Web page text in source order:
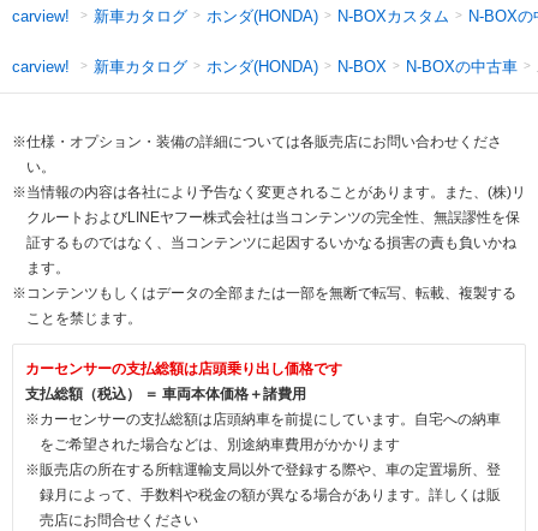
carview! 新車カタログ ホンダ(HONDA) N-BOXカスタム N-BOXの
carview! 新車カタログ ホンダ(HONDA) N-BOX N-BOXの中古車
※仕様・オプション・装備の詳細については各販売店にお問い合わせくださ
い。
※当情報の内容は各社により予告なく変更されることがあります。また、(株)リ
クルートおよびLINEヤフー株式会社は当コンテンツの完全性、無誤謬性を保
証するものではなく、当コンテンツに起因するいかなる損害の責も負いかね
ます。
※コンテンツもしくはデータの全部または一部を無断で転写、転載、複製する
ことを禁じます。
カーセンサーの支払総額は店頭乗り出し価格です
支払総額（税込） ＝ 車両本体価格＋諸費用
※カーセンサーの支払総額は店頭納車を前提にしています。自宅への納車
をご希望された場合などは、別途納車費用がかかります
※販売店の所在する所轄運輸支局以外で登録する際や、車の定置場所、登
録月によって、手数料や税金の額が異なる場合があります。詳しくは販
売店にお問合せください